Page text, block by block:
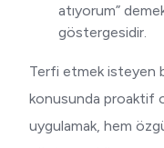
atıyorum”
göstergesidir.
Terfi etmek isteyen
konusunda proaktif
uygulamak, hem